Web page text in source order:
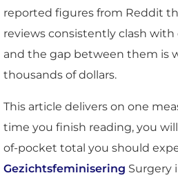
reported figures from Reddit
reviews consistently clash
and the gap between them is
thousands of dollars.
This article delivers on one
time you finish reading, you
of-pocket total you should
Gezichtsfeminisering Surgery